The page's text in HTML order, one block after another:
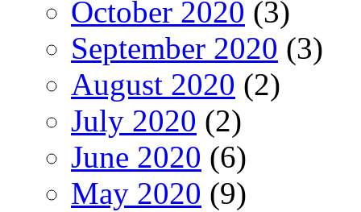
October 2020 (3)
September 2020 (3)
August 2020 (2)
July 2020 (2)
June 2020 (6)
May 2020 (9)